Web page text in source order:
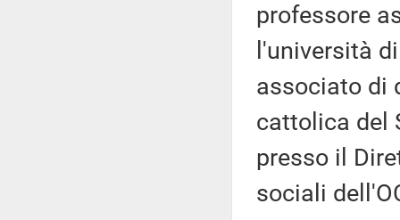
professore
l'università
associato di
cattolica del
presso il
sociali